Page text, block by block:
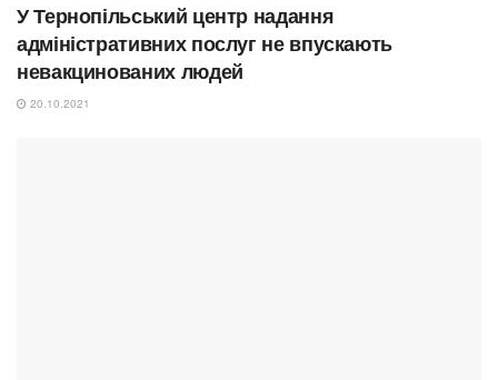
У Тернопільський центр надання
адміністративних послуг не впускають
невакцинованих людей
20.10.2021